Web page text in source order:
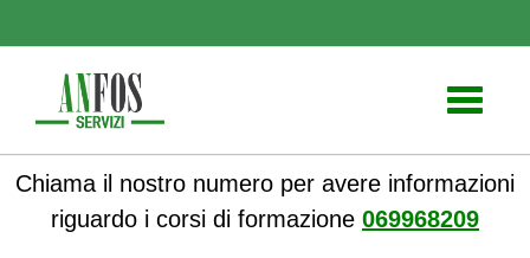
Toggle
Chiama il nostro numero per avere informazioni
riguardo i corsi di formazione 069968209